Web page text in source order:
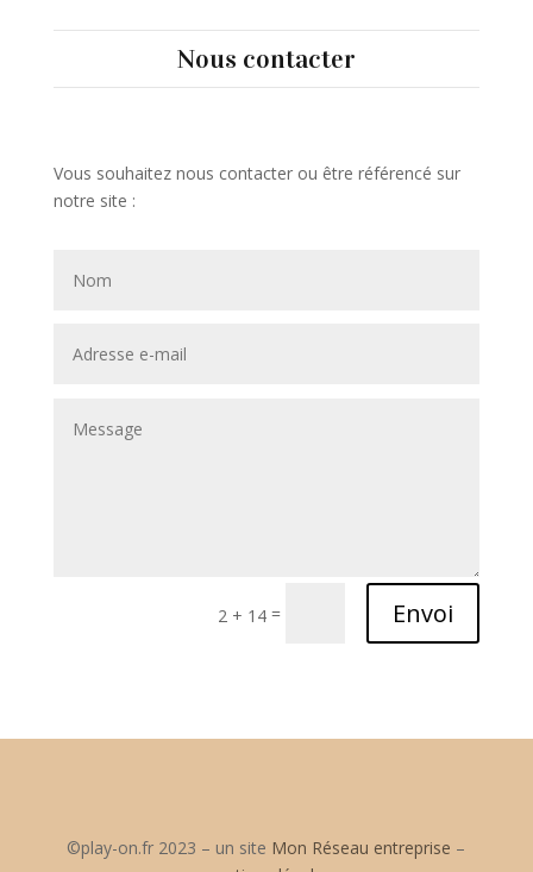
Nous contacter
Vous souhaitez nous contacter ou être référencé sur
notre site :
2 + 14 = Envoi
©play-on.fr 2023 – un site Mon Réseau entreprise –